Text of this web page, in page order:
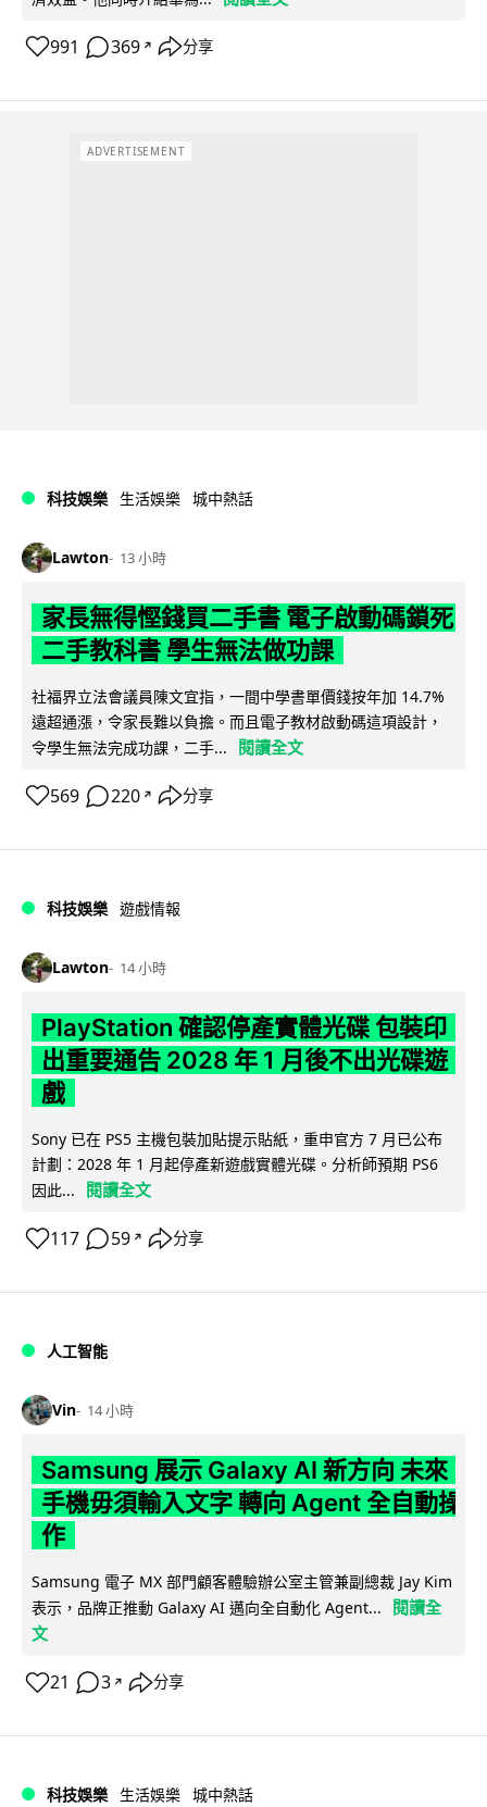
991 369 ↗ 分享
ADVERTISEMENT
科技娛樂 生活娛樂 城中熱話
Lawton 13 小時
家長無得慳錢買二手書 電子啟動碼鎖死
二手教科書 學生無法做功課
社福界立法會議員陳文宜指，一間中學書單價錢按年加 14.7%
遠超通漲，令家長難以負擔。而且電子教材啟動碼這項設計，
令學生無法完成功課，二手...
閱讀全文
569 220 ↗ 分享
科技娛樂 遊戲情報
Lawton 14 小時
PlayStation 確認停產實體光碟 包裝印
出重要通告 2028 年 1 月後不出光碟遊
戲
Sony 已在 PS5 主機包裝加貼提示貼紙，重申官方 7 月已公布
計劃：2028 年 1 月起停產新遊戲實體光碟。分析師預期 PS6
因此...
閱讀全文
117 59 ↗ 分享
人工智能
Vin 14 小時
Samsung 展示 Galaxy AI 新方向 未來
手機毋須輸入文字 轉向 Agent 全自動操
作
Samsung 電子 MX 部門顧客體驗辦公室主管兼副總裁 Jay Kim
表示，品牌正推動 Galaxy AI 邁向全自動化 Agent...
閱讀全
文
21 3 ↗ 分享
科技娛樂 生活娛樂 城中熱話